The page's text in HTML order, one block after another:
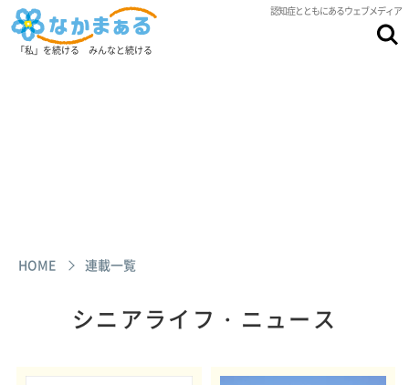
認知症とともにあるウェブメディア
「私」を続ける みんなと続ける
HOME 連載一覧
シニアライフ・ニュース